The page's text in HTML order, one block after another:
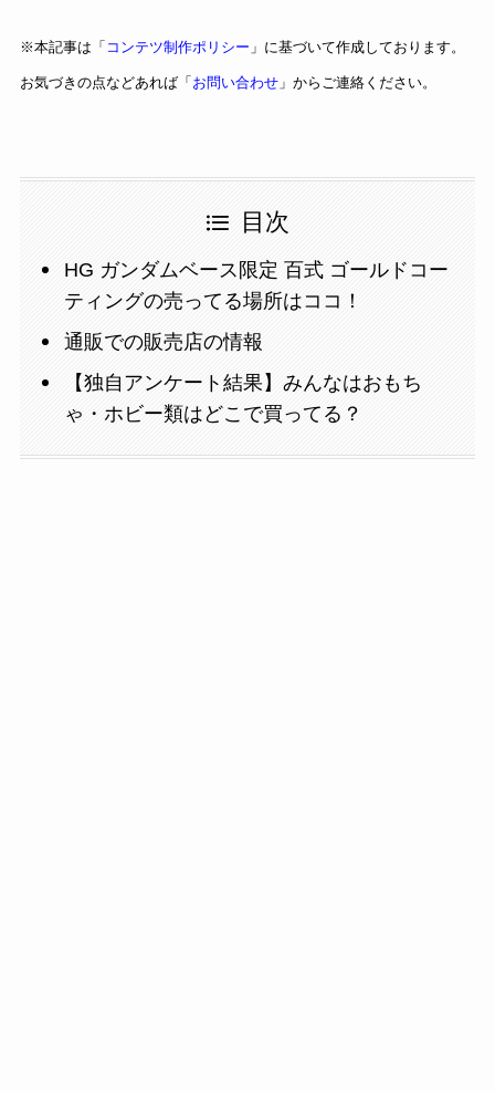
※本記事は「 コンテツ制作ポリシー 」に基づいて作成しております。
お気づきの点などあれば「お問い合わせ」からご連絡ください。
目次
HG ガンダムベース限定 百式 ゴールドコー
ティングの売ってる場所はココ！
通販での販売店の情報
【独自アンケート結果】みんなはおもち
ゃ・ホビー類はどこで買ってる？